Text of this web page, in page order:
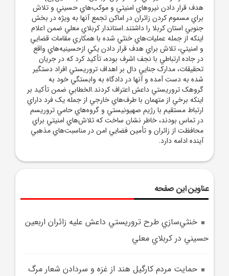
هدف قرار دادن نيروهاي امنيتي و موکب‌هاي حسيني و تلاش
براي مسموم کردن زائران در اماکن تجمع آنها به ويژه در بخش
جنوبي استان کربلا را داشتند.استاندار کربلاي معلي ضمن اعلام
اينکه از جمله عمليات‌هاي خنثي شده با همکاري مقامات قضايي
و امنيتي، تلاش براي هدف قرار دادن يکي ازحسينيه‌هاي واقع
در جاده ارتباطي با نجف اشرف بوده، تأکيد کرد که در جريان
تحقيقات، مدارک جنايي دال بر اهداف تروريستي افراد دستگير
شده به دست آمده و آنها در دادگاه به وابستگي خود به
گروهک تروريستي داعش اعتراف کردند.الخطابي ضمن تأکيد بر
اينکه برخي از متهمان با طرف‌هاي خارجي از جمله يک فرد داراي
ارتباط مستقيم با رژيم صهيونيستي و گروه‌هاي حامي تروريسم
در تماس بودند، خاطر نشان ساخت که تلاش‌هاي امنيتي براي
محافظت از زائران و تأمين فضايي امن در مناسبت‌هاي مذهبي
آينده ادامه دارد.
عناوین این صفحه
خنثي‌سازي طرح تروريستي داعش عليه زائران اربعين
حسيني در کربلاي معلي
حمايت مردم کارگيل هند از غزه و سردادن شعار مرگ